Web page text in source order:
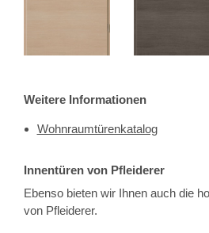
Weitere Informationen
Wohnraumtürenkatalog
Innentüren von Pfleiderer
Ebenso bieten wir Ihnen auch die
von Pfleiderer.